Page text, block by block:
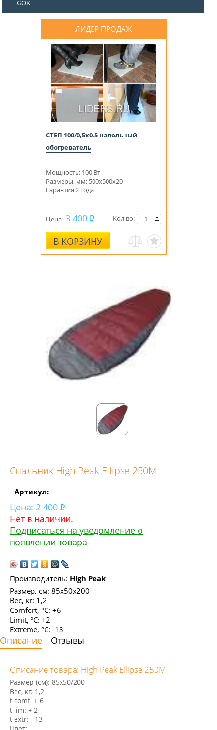
GOK
ЛИДЕР ПРОДАЖ
СТЕП-100/0,5х0,5 напольный
обогреватель
Мощность: 100 Вт
Размеры, мм: 500x500x20
Гарантия 2 года
Цена: 3 400
В КОРЗИНУ
Кол-во:
Спальник High Peak Ellipse 250M
Артикул:
Цена: 2 400
Нет в наличии.
Подписаться на уведомление о
появлении товара
Производитель: High Peak
Размер, см: 85х50х200
Вес, кг: 1,2
Comfort, °С: +6
Limit, °С: +2
Extreme, °С: -13
Описание Отзывы
Описание товара: High Peak Ellipse 250M
Размер (см): 85х50/200
Вес, кг: 1,2
t comf: + 6
t lim: + 2
t extr: - 13